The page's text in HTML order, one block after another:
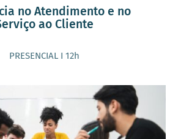
no Atendimento e no
ao Cliente
PRESENCIAL I 12h